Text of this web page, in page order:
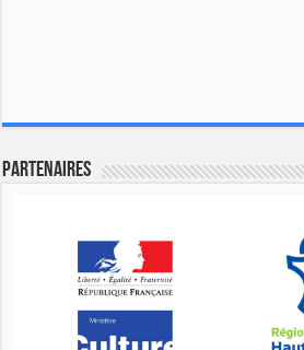
Partenaires